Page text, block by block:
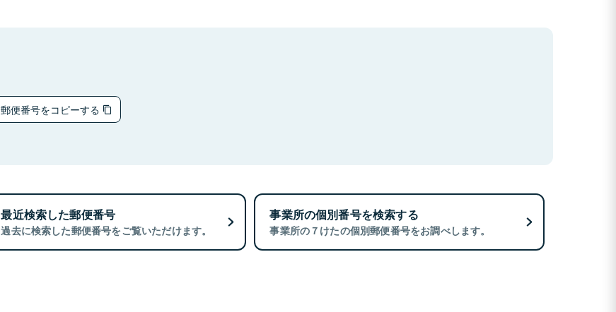
郵便番号をコピーする
最近検索した郵便番号
過去に検索した郵便番号をご覧いただけます。
事業所の個別番号を検索する
事業所の７けたの個別郵便番号をお調べします。